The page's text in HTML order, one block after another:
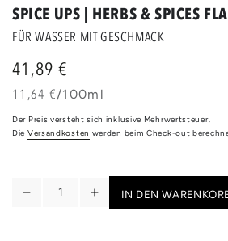
SPICE UPS | HERBS & SPICES
FÜR WASSER MIT GESCHMACK
Regulärer
Preis
41,89 €
Stückpreis
11,64 €/
pro 100ml
Der Preis versteht sich inklusive Mehrwertsteuer.
Die Versandkosten werden beim Check-out
Verringere ErhöheIN DEN